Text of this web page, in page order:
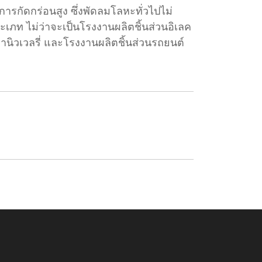
รกัดกร่อนสูง ซึ่งพัดลมโลหะทั่วไปไม่
ภท ไม่ว่าจะเป็นโรงงานผลิตชิ้นส่วนอิเลค
นิวเวลรี่ และโรงงานผลิตชิ้นส่วนรถยนต์